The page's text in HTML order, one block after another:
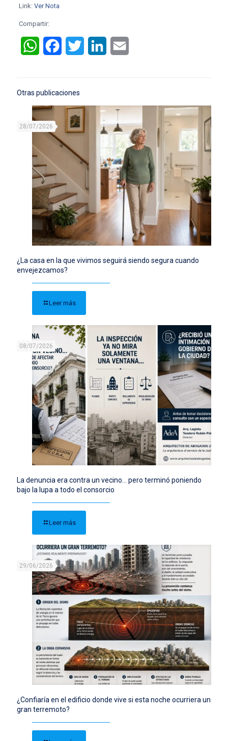
Link: Ver Nota
Compartir:
WhatsAppFacebookTwitter LinkedIn
Otras publicaciones
28/07/2026
¿La casa en la que vivimos seguirá siendo segura cuando
envejezcamos?
Leer más
08/07/2026
La denuncia era contra un vecino… pero terminó poniendo
bajo la lupa a todo el consorcio
Leer más
29/06/2026
¿Confiaría en el edificio donde vive si esta noche ocurriera un
gran terremoto?